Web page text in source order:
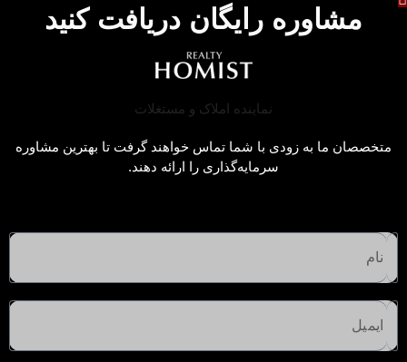
مشاوره رایگان دریافت کنید
متخصصان ما به زودی با شما تماس خواهند گرفت تا بهترین مشاوره
سرمایه‌گذاری را ارائه دهند.